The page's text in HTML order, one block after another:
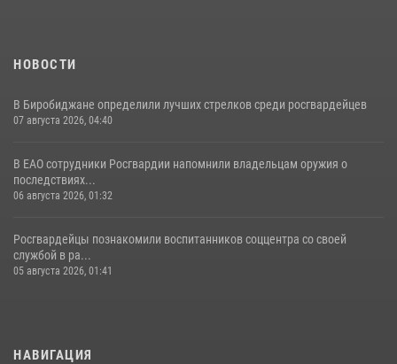
НОВОСТИ
В Биробиджане определили лучших стрелков среди росгвардейцев
07 августа 2026, 04:40
В ЕАО сотрудники Росгвардии напомнили владельцам оружия о
последствиях...
06 августа 2026, 01:32
Росгвардейцы познакомили воспитанников соццентра со своей
службой в ра...
05 августа 2026, 01:41
НАВИГАЦИЯ